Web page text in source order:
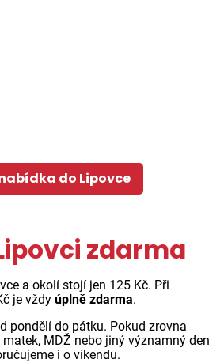
do Lipovce
zdarma
a okolí stojí jen 125 Kč. Při
je vždy úplně zdarma.
pondělí do pátku. Pokud zrovna
MDŽ nebo jiný významný den
i o víkendu.